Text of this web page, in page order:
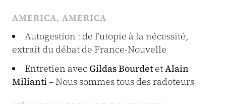
AMERICA, AMERICA
Autogestion : de l’utopie à la nécessité,
extrait du débat de France-Nouvelle
Entretien avecGildas Bourdet etAlain
Milianti– Nous sommes tous des radoteurs